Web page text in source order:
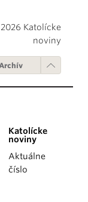
Katolícke
noviny
Katolícke
noviny
Aktuálne
číslo